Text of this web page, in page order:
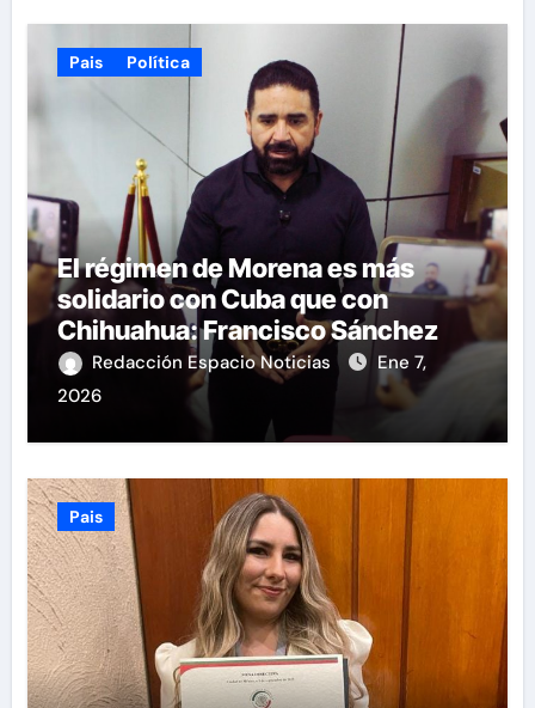
Pais Política
El régimen de Morena es más
solidario con Cuba que con
Chihuahua: Francisco Sánchez
Redacción Espacio Noticias
Ene 7,
2026
Pais